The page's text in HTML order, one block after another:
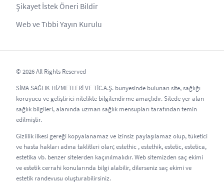
Şikayet İstek Öneri Bildir
Web ve Tıbbi Yayın Kurulu
© 2026 All Rights Reserved
SİMA SAĞLIK HİZMETLERİ VE TİC.A.Ş. bünyesinde bulunan site, sağlığı
koruyucu ve geliştirici nitelikte bilgilendirme amaçlıdır. Sitede yer alan
sağlık bilgileri, alanında uzman sağlık mensupları tarafından temin
edilmiştir.
Gizlilik ilkesi gereği kopyalanamaz ve izinsiz paylaşılamaz olup, tüketici
ve hasta hakları adına taklitleri olan; estethic , estethik, estetic, estetica,
estetika vb. benzer sitelerden kaçınılmalıdır. Web sitemizden saç ekimi
ve estetik cerrahi konularında bilgi alabilir, dilerseniz saç ekimi ve
estetik randevusu oluşturabilirsiniz.